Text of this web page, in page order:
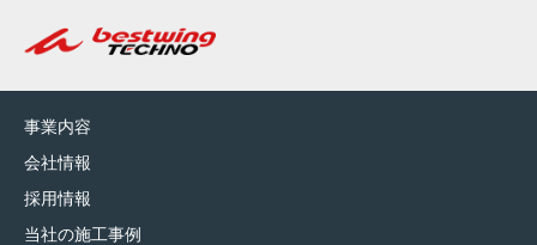
事業内容
会社情報
採用情報
当社の施工事例